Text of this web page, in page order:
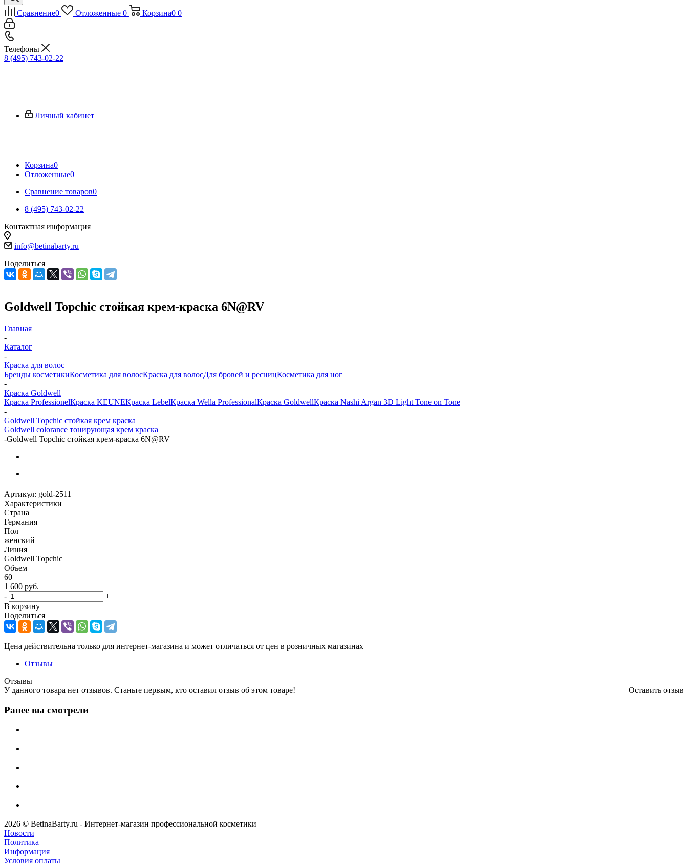
Сравнение0 Отложенные 0 Корзина0 0
Телефоны
8 (495) 743-02-22
Личный кабинет
Корзина0
Отложенные0
Сравнение товаров0
8 (495) 743-02-22
Контактная информация
info@betinabarty.ru
Поделиться
Gоldwell Topchic стойкая крем-краска 6N@RV
Главная
-
Каталог
-
Краска для волос
Бренды косметикиКосметика для волосКраска для волосДля бровей и ресницКосметика для ног
-
Краска Goldwell
Краска ProfessionelКраска KEUNEКраска LebelКраска Wella ProfessionalКраска GoldwellКраска Nashi Argan 3D Light Tone on Tone
-
Goldwell Topchic стойкая крем краска
Goldwell colorance тонирующая крем краска
-Gоldwell Topchic стойкая крем-краска 6N@RV
Артикул: gold-2511
Характеристики
Страна
Германия
Пол
женский
Линия
Goldwell Topchic
Объем
60
1 600 руб.
-
+
В корзину
Поделиться
Цена действительна только для интернет-магазина и может отличаться от цен в розничных магазинах
Отзывы
Отзывы
Оставить отзыв
У данного товара нет отзывов. Станьте первым, кто оставил отзыв об этом товаре!
Ранее вы смотрели
2026 © BetinaBarty.ru - Интернет-магазин профессиональной косметики
Новости
Политика
Информация
Условия оплаты